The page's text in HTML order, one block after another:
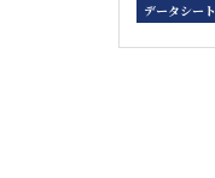
データシート